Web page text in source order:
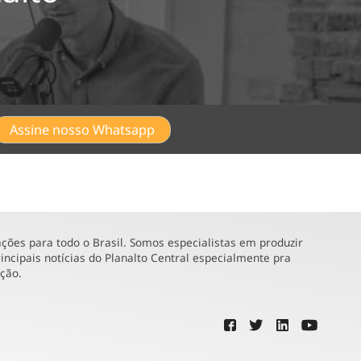
Assine nosso Whatsapp
para todo o Brasil. Somos especialistas em produzir
notícias do Planalto Central especialmente pra